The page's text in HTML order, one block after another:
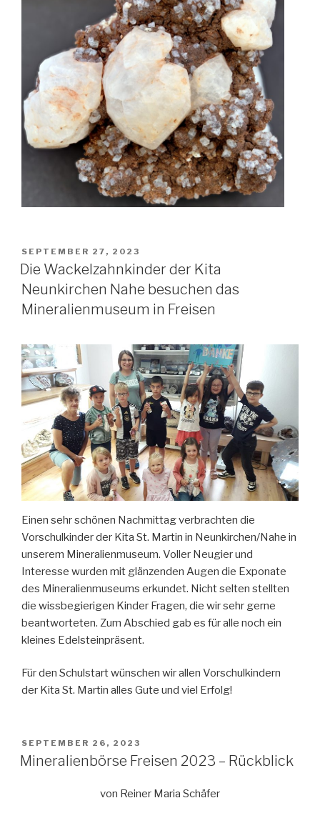
VERÖFFENTLICHT
AM
SEPTEMBER 27, 2023
Die Wackelzahnkinder der Kita
Neunkirchen Nahe besuchen das
Mineralienmuseum in Freisen
Einen sehr schönen Nachmittag verbrachten die
Vorschulkinder der Kita St. Martin in Neunkirchen/Nahe in
unserem Mineralienmuseum. Voller Neugier und
Interesse wurden mit glänzenden Augen die Exponate
des Mineralienmuseums erkundet. Nicht selten stellten
die wissbegierigen Kinder Fragen, die wir sehr gerne
beantworteten. Zum Abschied gab es für alle noch ein
kleines Edelsteinpräsent.
Für den Schulstart wünschen wir allen Vorschulkindern
der Kita St. Martin alles Gute und viel Erfolg!
VERÖFFENTLICHT
AM
SEPTEMBER 26, 2023
Mineralienbörse Freisen 2023 – Rückblick
von Reiner Maria Schäfer